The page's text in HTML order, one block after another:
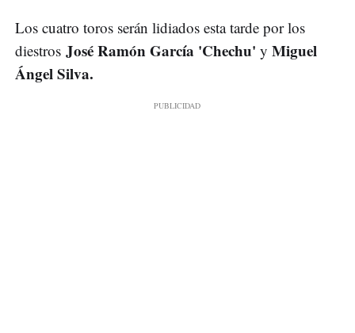
Los cuatro toros serán lidiados esta tarde por los
diestros José Ramón García 'Chechu' y Miguel
Ángel Silva.